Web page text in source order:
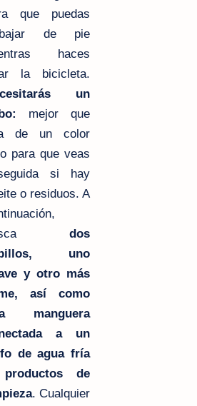
que puedas
de pie
haces
la bicicleta.
un
mejor que
de un color
para que veas
si hay
o residuos. A
dos
uno
y otro más
así como
manguera
a un
de agua fría
de
. Cualquier